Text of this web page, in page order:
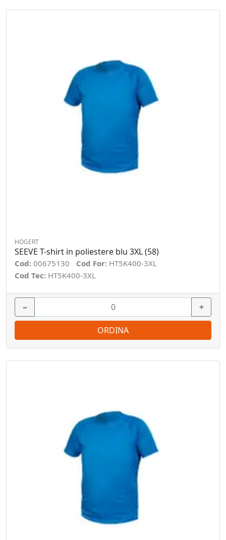
HOGERT
SEEVE T-shirt in poliestere blu 3XL (58)
Cod: 00675130 Cod For: HT5K400-3XL
Cod Tec: HT5K400-3XL
− +
ORDINA